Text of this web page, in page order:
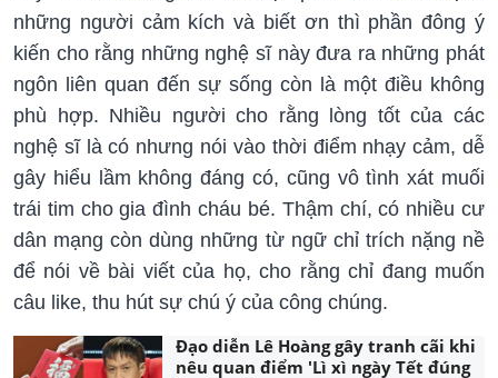
những người cảm kích và biết ơn thì phần đông ý
kiến cho rằng những nghệ sĩ này đưa ra những phát
ngôn liên quan đến sự sống còn là một điều không
phù hợp. Nhiều người cho rằng lòng tốt của các
nghệ sĩ là có nhưng nói vào thời điểm nhạy cảm, dễ
gây hiểu lầm không đáng có, cũng vô tình xát muối
trái tim cho gia đình cháu bé. Thậm chí, có nhiều cư
dân mạng còn dùng những từ ngữ chỉ trích nặng nề
để nói về bài viết của họ, cho rằng chỉ đang muốn
câu like, thu hút sự chú ý của công chúng.
Đạo diễn Lê Hoàng gây tranh cãi khi
nêu quan điểm 'Lì xì ngày Tết đúng